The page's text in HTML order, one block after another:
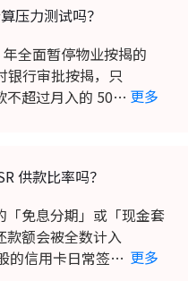
压力测试吗？
全面暂停物业按揭的
行审批按揭，只需申请
月入的 50% (即 DSR ≦
暂停物业按揭的
银行审批按揭，只
不超过月入的 50% 更多
供款比率吗？
「免息分期」或「现金套
会被全数计入 DSR 的债
常签帐（Full Pay 还清
息分期」或「现金
款额会被全数计入
的信用卡日常签帐 更多